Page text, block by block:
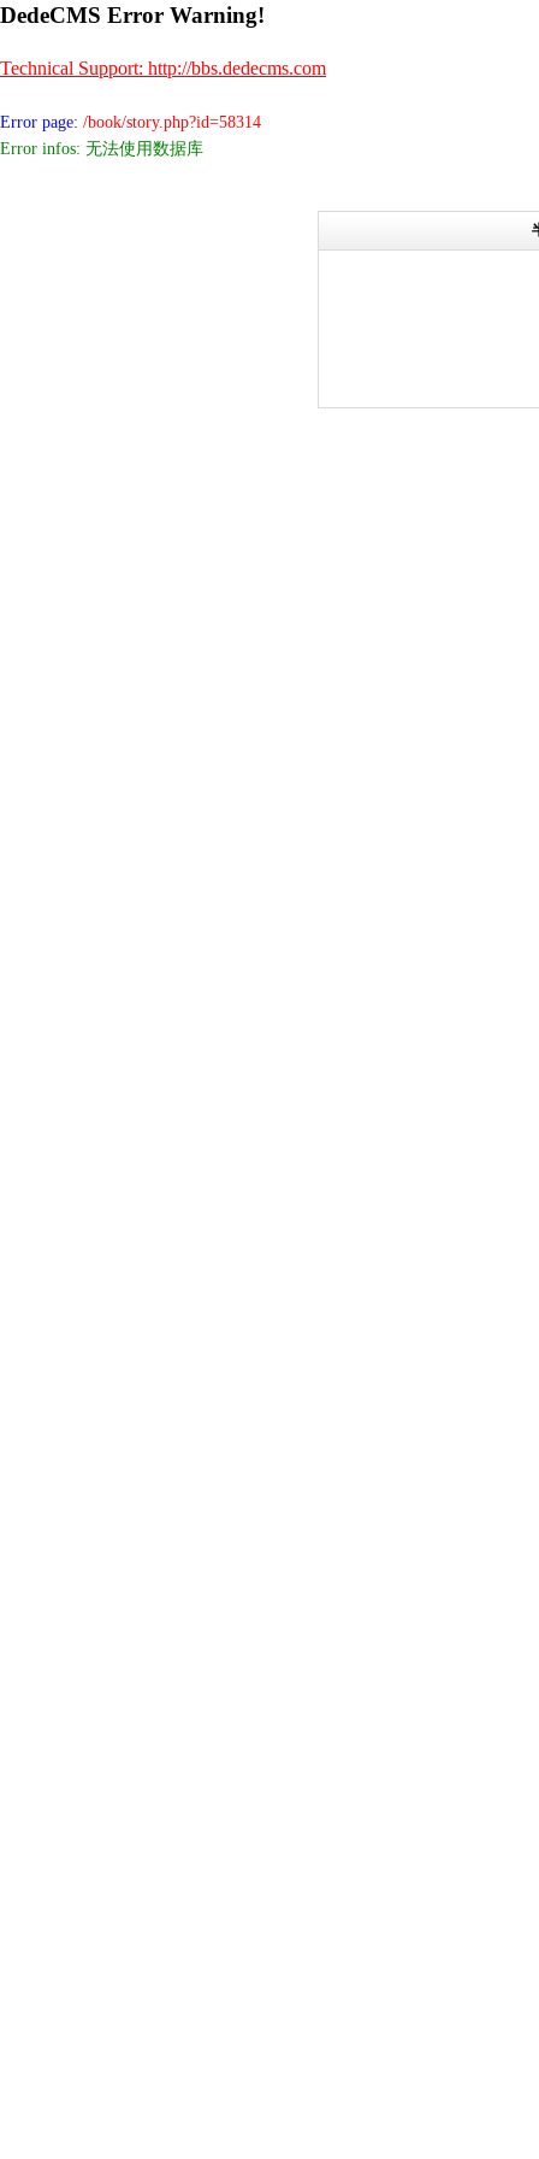
DedeCMS Error Warning!
Technical Support: http://bbs.dedecms.com
Error page: /book/story.php?id=58314
Error infos: 无法使用数据库